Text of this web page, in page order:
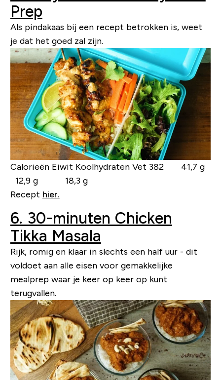
Prep
Als pindakaas bij een recept betrokken is, weet
je dat het goed zal zijn.
Calorieën Eiwit Koolhydraten Vet 382 41,7 g
12,9 g 18,3 g
Recept hier.
6. 30-minuten Chicken
Tikka Masala
Rijk, romig en klaar in slechts een half uur - dit
voldoet aan alle eisen voor gemakkelijke
mealprep waar je keer op keer op kunt
terugvallen.